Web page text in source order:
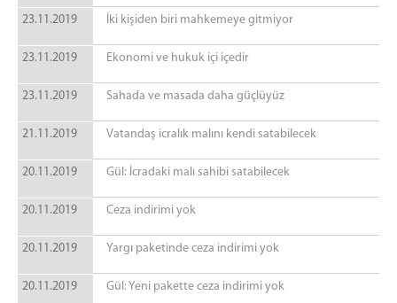
23.11.2019 İki kişiden biri mahkemeye gitmiyor
23.11.2019 Ekonomi ve hukuk içi içedir
23.11.2019 Sahada ve masada daha güçlüyüz
21.11.2019 Vatandaş icralık malını kendi satabilecek
20.11.2019 Gül: İcradaki malı sahibi satabilecek
20.11.2019 Ceza indirimi yok
20.11.2019 Yargı paketinde ceza indirimi yok
20.11.2019 Gül: Yeni pakette ceza indirimi yok